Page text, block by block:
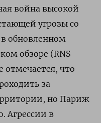
война высокой
угрозы со
в обновленном
обзоре (RNS
отмечается, что
за
но Париж
Агрессии в